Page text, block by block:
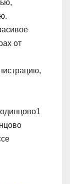
от